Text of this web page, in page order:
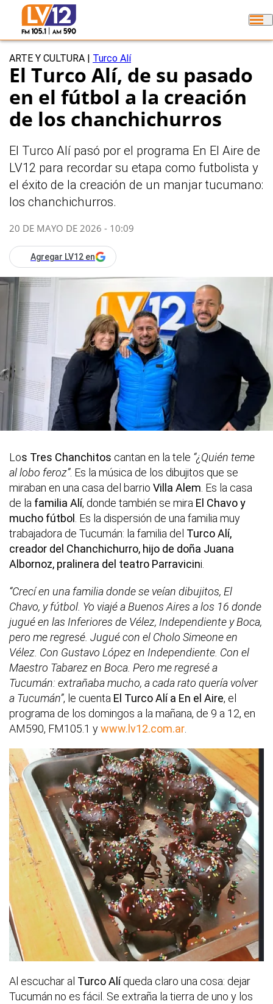
ARTE Y CULTURA Turco Alí
El Turco Alí, de su pasado
en el fútbol a la creación
de los chanchichurros
El Turco Alí pasó por el programa En El Aire de
LV12 para recordar su etapa como futbolista y
el éxito de la creación de un manjar tucumano:
los chanchichurros.
20 DE MAYO DE 2026 - 10:09
Agregar LV12 en
Los Tres Chanchitos cantan en la tele “¿Quién teme
al lobo feroz”. Es la música de los dibujitos que se
miraban en una casa del barrio Villa Alem . Es la casa
de la familia Alí, donde también se mira El Chavo y
mucho fútbol . Es la dispersión de una familia muy
trabajadora de Tucumán: la familia del Turco Alí,
creador del Chanchichurro, hijo de doña Juana
Albornoz, pralinera del teatro Parravicini.
“Crecí en una familia donde se veían dibujitos, El
Chavo, y fútbol. Yo viajé a Buenos Aires a los 16 donde
jugué en las Inferiores de Vélez, Independiente y Boca,
pero me regresé. Jugué con el Cholo Simeone en
Vélez. Con Gustavo López en Independiente. Con el
Maestro Tabarez en Boca. Pero me regresé a
Tucumán: extrañaba mucho, a cada rato quería volver
a Tucumán”, le cuenta El Turco Alí a En el Aire, el
programa de los domingos a la mañana, de 9 a 12, en
AM590, FM105.1 ywww.lv12.com.ar
Al escuchar al Turco Alíqueda claro una cosa: dejar
Tucumán no es fácil. Se extraña la tierra de uno y los